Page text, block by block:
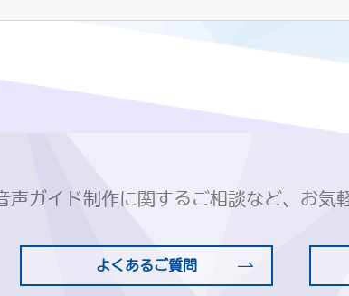
声ガイド制作に関するご相談など、お気
よくあるご質問